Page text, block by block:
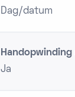
Dag/datum
Ja